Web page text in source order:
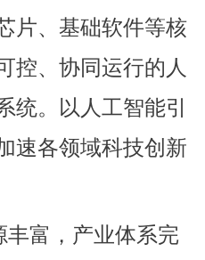
片、基础软件等核
控、协同运行的人
统。以人工智能引
速各领域科技创新
富，产业体系完